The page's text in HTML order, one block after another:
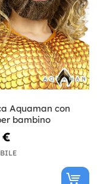
Aquaman con
bambino
€